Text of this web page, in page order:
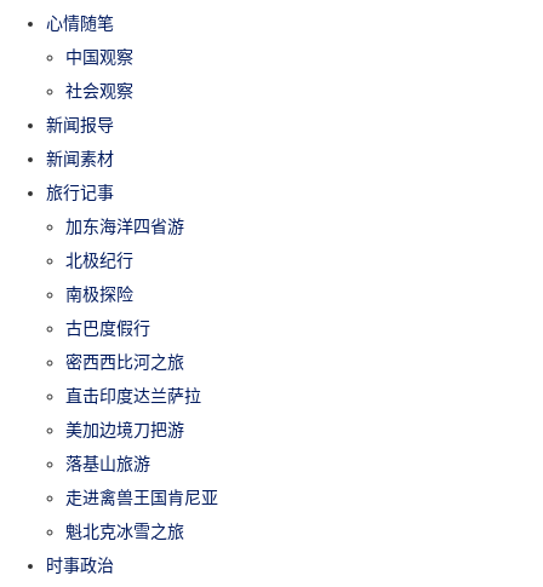
心情随笔
中国观察
社会观察
新闻报导
新闻素材
旅行记事
加东海洋四省游
北极纪行
南极探险
古巴度假行
密西西比河之旅
直击印度达兰萨拉
美加边境刀把游
落基山旅游
走进禽兽王国肯尼亚
魁北克冰雪之旅
时事政治